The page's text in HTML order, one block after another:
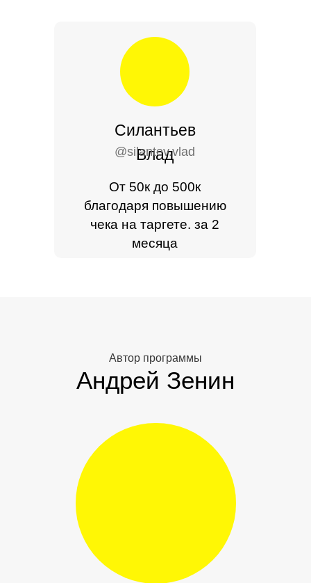
Силантьев
Влад
@silantev.vlad
От 50к до 500к
благодаря повышению
чека на таргете. за 2
месяца
Андрей Зенин
Автор программы